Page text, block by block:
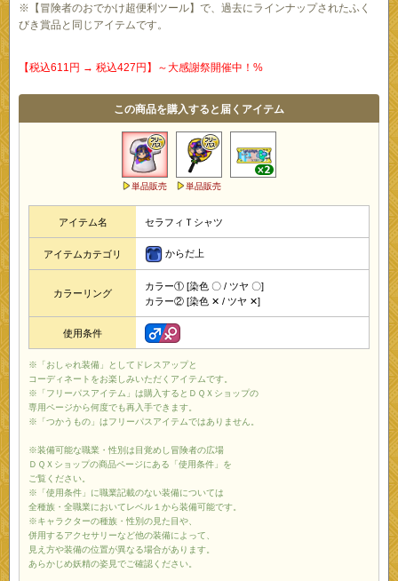
※【冒険者のおでかけ超便利ツール】で、過去にラインナップされたふく
びき賞品と同じアイテムです。
【税込611円 → 税込427円】～大感謝祭開催中！%
この商品を購入すると届くアイテム
単品販売 単品販売
アイテム名 セラフィＴシャツ
アイテムカテゴリ からだ上
カラーリング
カラー① [染色 〇 / ツヤ 〇]
カラー② [染色 ✕ / ツヤ ✕]
使用条件
※「おしゃれ装備」としてドレスアップと
コーディネートをお楽しみいただくアイテムです。
※「フリーパスアイテム」は購入するとＤＱＸショップの
専用ページから何度でも再入手できます。
※「つかうもの」はフリーパスアイテムではありません。
※装備可能な職業・性別は目覚めし冒険者の広場
ＤＱＸショップの商品ページにある「使用条件」を
ご覧ください。
※「使用条件」に職業記載のない装備については
全種族・全職業においてレベル１から装備可能です。
※キャラクターの種族・性別の見た目や、
併用するアクセサリーなど他の装備によって、
見え方や装備の位置が異なる場合があります。
あらかじめ妖精の姿見でご確認ください。